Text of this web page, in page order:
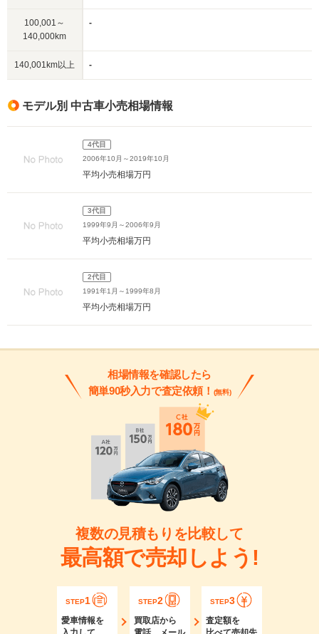
100,001～
140,000km
-
140,001km以上 -
モデル別 中古車小売相場情報
4代目
2006年10月～2019年10月
平均小売相場万円
3代目
1999年9月～2006年9月
平均小売相場万円
2代目
1991年1月～1999年8月
平均小売相場万円
相場情報を確認したら
簡単90秒入力で査定依頼！ (無料)
複数の見積もりを比較して
最高額で売却しよう!
STEP1
愛車情報を
STEP2
買取店から
STEP3
査定額を